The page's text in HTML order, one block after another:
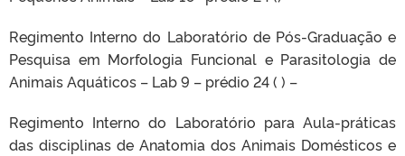
Regimento Interno do Laboratório de Pós-Graduação e
Pesquisa em Morfologia Funcional e Parasitologia de
Animais Aquáticos – Lab 9 – prédio 24 ( ) –
Regimento Interno do Laboratório para Aula-práticas
das disciplinas de Anatomia dos Animais Domésticos e